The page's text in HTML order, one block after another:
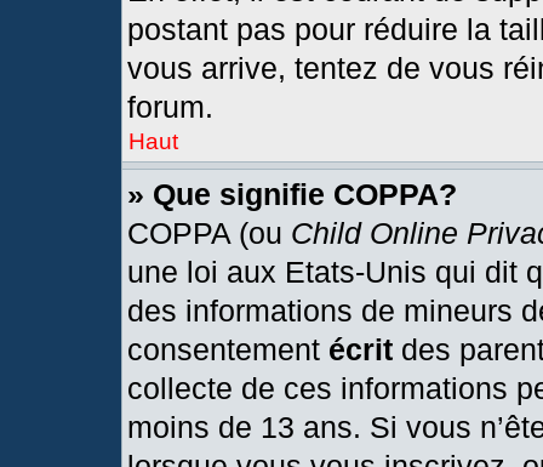
postant pas pour réduire la
vous arrive, tentez de vous
forum.
Haut
» Que signifie COPPA?
COPPA (ou Child Online
une loi aux Etats-Unis qui dit
des informations de mineurs
consentement écrit des
collecte de ces informations
moins de 13 ans. Si vous